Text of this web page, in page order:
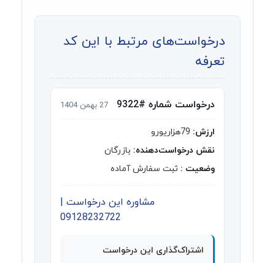
درخواست‌های مرتبط با این کد
تعرفه
درخواست شماره #9322 27 بهمن 1404
ارزش:
نقش درخواست‌دهنده: بازرگان
وضعیت : ثبت سفارش آماده
مشاوره این درخواست |
09128232722
اشتراک‌گذاری این درخواست